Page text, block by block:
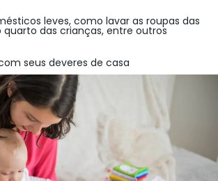
leves, como lavar as roupas das
das crianças, entre outros
seus deveres de casa